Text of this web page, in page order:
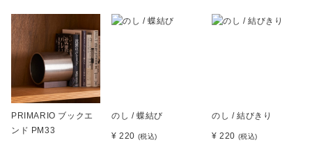
PRIMARIO ブックエ
ンド PM33
のし / 蝶結び
¥ 220 (税込)
のし / 結びきり
¥ 220 (税込)